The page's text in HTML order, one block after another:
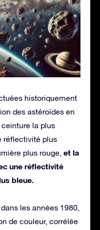
historiquement
des astéroïdes en
la plus
réflectivité plus
plus rouge, et la
une réflectivité
bleue.
les années 1980,
de couleur, corrélée